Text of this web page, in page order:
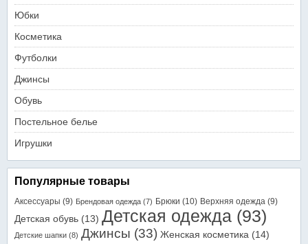
Юбки
Косметика
Футболки
Джинсы
Обувь
Постельное белье
Игрушки
Популярные товары
Аксессуары (9) Брендовая одежда (7) Брюки (10) Верхняя одежда (9)
Детская обувь (13) Детская одежда (93)
Детские шапки (8) Джинсы (33) Женская косметика (14)